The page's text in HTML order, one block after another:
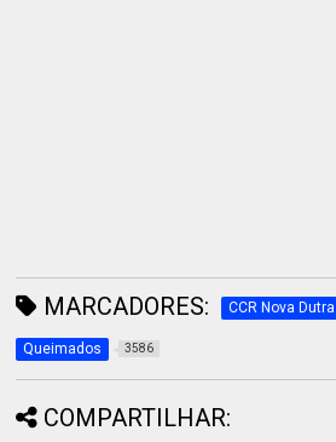
MARCADORES: CCR Nova Dutra
Queimados 3586
COMPARTILHAR: